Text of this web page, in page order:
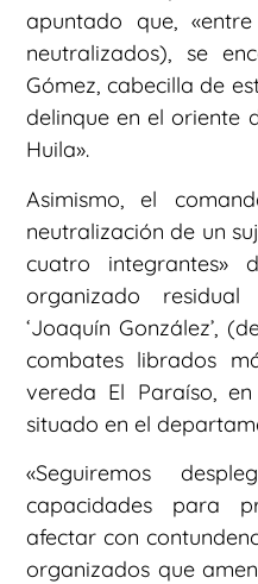
apuntado que,
neutralizados), se
Gómez, cabecilla de
delinque en el oriente
Huila».
Asimismo, el
neutralización de un
cuatro
organizado
‘Joaquín González’,
combates librados
vereda El Paraíso,
situado en el
«Seguiremos
capacidades para
afectar con
organizados que